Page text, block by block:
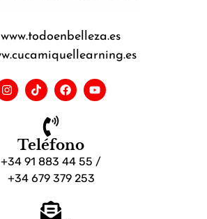
www.todoenbelleza.es
Teléfono
+34 91 883 44 55 /
+34 679 379 253